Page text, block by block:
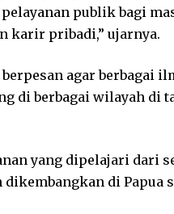
publik bagi
karir pribadi,” ujarnya.
agar berbagai
di berbagai wilayah di
yang dipelajari dari
dikembangkan di Papua